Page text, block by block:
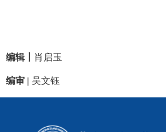
编辑丨 肖启玉
编审 | 吴文钰